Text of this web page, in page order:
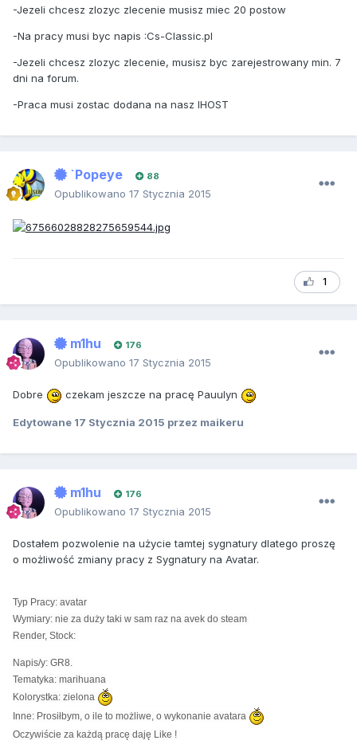
-Jezeli chcesz zlozyc zlecenie musisz miec 20 postow
-Na pracy musi byc napis :Cs-Classic.pl
-Jezeli chcesz zlozyc zlecenie, musisz byc zarejestrowany min. 7
dni na forum.
-Praca musi zostac dodana na nasz IHOST
`Popeye 88
Opublikowano 17 Stycznia 2015
1
m1hu 176
Opublikowano 17 Stycznia 2015
Dobre czekam jeszcze na pracę Pauulyn
Edytowane 17 Stycznia 2015 przez maikeru
m1hu 176
Opublikowano 17 Stycznia 2015
Dostałem pozwolenie na użycie tamtej sygnatury dlatego proszę
o możliwość zmiany pracy z Sygnatury na Avatar.
Typ Pracy: avatar
Wymiary: nie za duży taki w sam raz na avek do steam
Render, Stock:
Napis/y: GR8.
Tematyka: marihuana
Kolorystka: zielona
Inne: Prosiłbym, o ile to możliwe, o wykonanie avatara
Oczywiście za każdą pracę daję Like !